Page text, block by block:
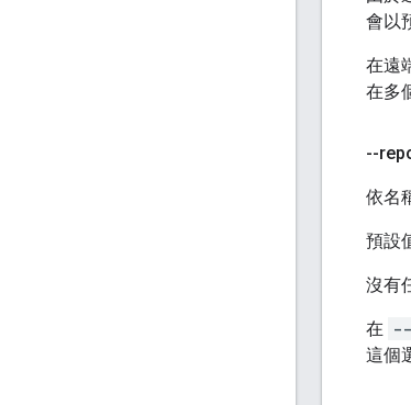
會以
在遠
在多
--
依名
預設
沒有
在 --
這個